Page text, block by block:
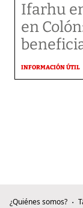
Ifarhu
en
INFORMACIÓN ÚTIL
¿Quiénes somos?